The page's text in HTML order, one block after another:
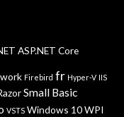
ASP.NET Core
Firebird fr Hyper-V IIS
Small Basic
VSTS Windows 10WPI